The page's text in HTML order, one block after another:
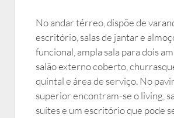
No andar térreo, dispõe de
escritório, salas de jantar e
funcional, ampla sala para dois
salão externo coberto,
quintal e área de serviço. No
superior encontram-se o living,
suítes e um escritório que pode